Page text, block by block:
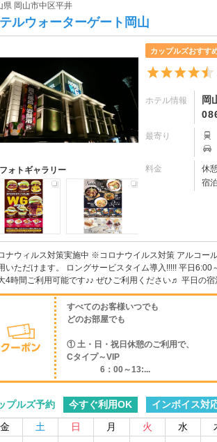
県 岡山市中区平井
ルウォーターゲート岡山
フォトギャラリー
カップルズおすす
ホテル情報
岡
最寄り
料金 休憩
宿泊
ナウィルス対策実施中 ※コロナウイルス対策 アルコー
いただけます。 ロングサービスタイム導入!!!!! 平日
4時間ご利用可能です♪♪ ぜひご利用ください♬ 平日の
すべてのお客様いつでも
どのお部屋でも
① 土・日・祝日休憩のご利用で、
Cタイプ～VIP
6：00～13:...
プルズ予約 今すぐ利用OK
インボイス対
金
土 日 月 火 水